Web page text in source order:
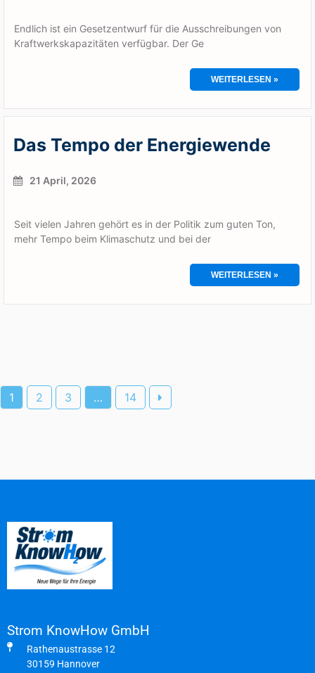
Endlich ist ein Gesetzentwurf für die Ausschreibungen von
Kraftwerkskapazitäten verfügbar. Der Ge
WEITERLESEN »
Das Tempo der Energiewende
21 April, 2026
Seit vielen Jahren gehört es in der Politik zum guten Ton,
mehr Tempo beim Klimaschutz und bei der
WEITERLESEN »
1 2 3 … 14
Strom KnowHow GmbH
Rathenaustrasse 12
30159 Hannover